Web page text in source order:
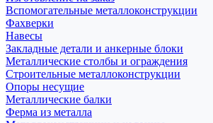
Вспомогательные металлоконструкции
Фахверки
Навесы
Закладные детали и анкерные блоки
Металлические столбы и ограждения
Строительные металлоконструкции
Опоры несущие
Металлические балки
Ферма из металла